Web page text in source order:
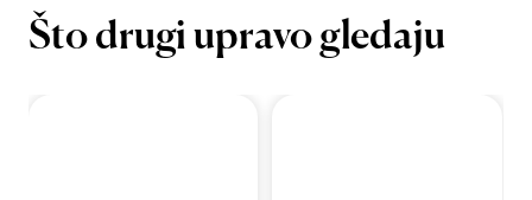
Što drugi upravo gledaju